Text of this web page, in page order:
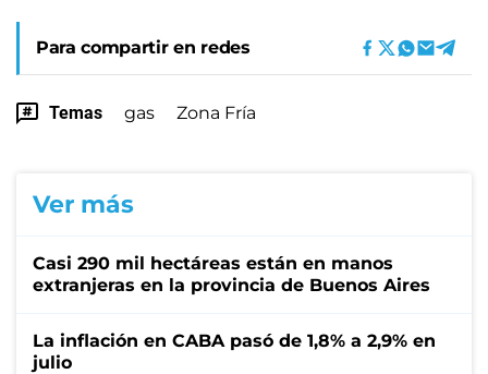
Para compartir en redes
Temas gas Zona Fría
Ver más
Casi 290 mil hectáreas están en manos
extranjeras en la provincia de Buenos Aires
La inflación en CABA pasó de 1,8% a 2,9% en
julio